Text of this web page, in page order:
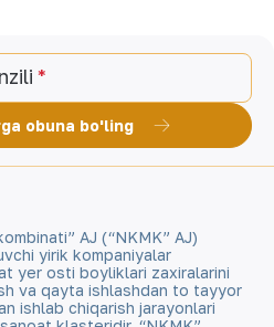
obuna bo'ling
AJ (“NKMK” AJ)
yirik kompaniyalar
yer osti boyliklari zaxiralarini
va qayta ishlashdan to tayyor
ishlab chiqarish jarayonlari